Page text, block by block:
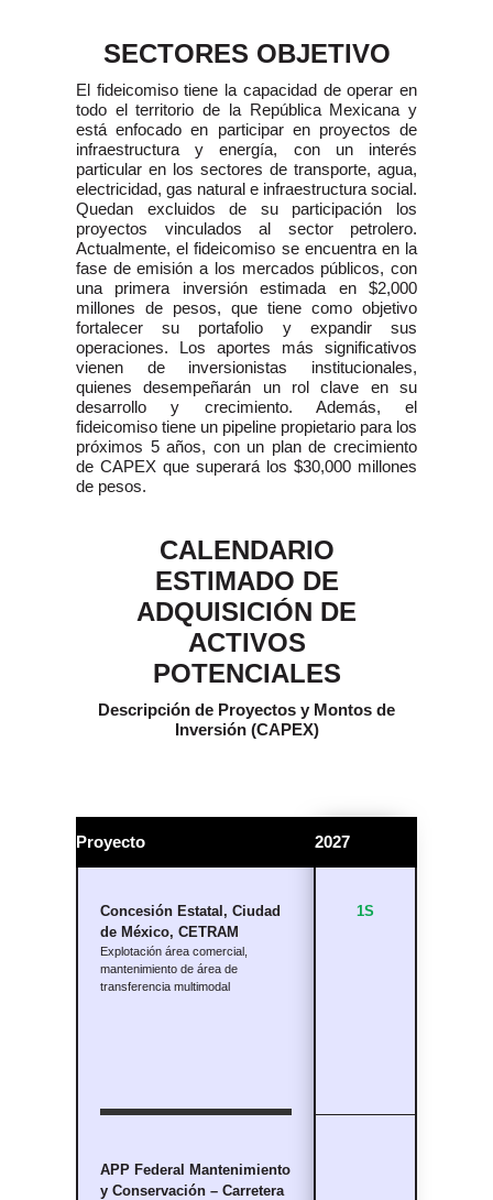
SECTORES OBJETIVO
El fideicomiso tiene la capacidad de operar en
todo el territorio de la República Mexicana y
está enfocado en participar en proyectos de
infraestructura y energía, con un interés
particular en los sectores de transporte, agua,
electricidad, gas natural e infraestructura social.
Quedan excluidos de su participación los
proyectos vinculados al sector petrolero.
Actualmente, el fideicomiso se encuentra en la
fase de emisión a los mercados públicos, con
una primera inversión estimada en $2,000
millones de pesos, que tiene como objetivo
fortalecer su portafolio y expandir sus
operaciones. Los aportes más significativos
vienen de inversionistas institucionales,
quienes desempeñarán un rol clave en su
desarrollo y crecimiento. Además, el
fideicomiso tiene un pipeline propietario para los
próximos 5 años, con un plan de crecimiento
de CAPEX que superará los $30,000 millones
de pesos.
CALENDARIO
ESTIMADO DE
ADQUISICIÓN DE
ACTIVOS
POTENCIALES
Descripción de Proyectos y Montos de
Inversión (CAPEX)
Proyecto
Concesión Estatal, Ciudad
de México, CETRAM
Explotación área comercial,
mantenimiento de área de
transferencia multimodal
APP Federal Mantenimiento
y Conservación – Carretera
2026
1S 2S
$1,500 – $1,700
2027
1S